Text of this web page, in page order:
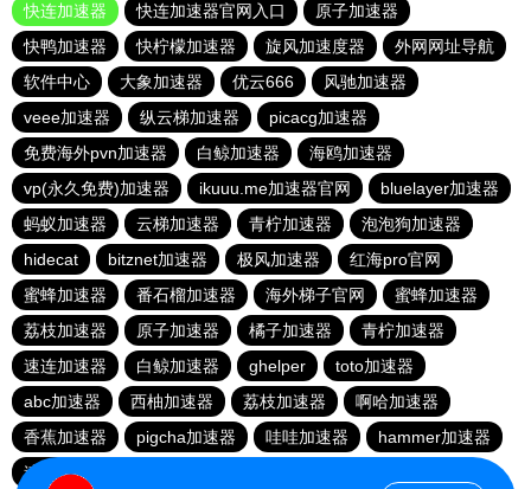
快连加速器
快连加速器官网入口
原子加速器
快鸭加速器
快柠檬加速器 旋风加速度器
外网网址导航
软件中心
大象加速器 优云666
风驰加速器
veee加速器
纵云梯加速器
picacg加速器
免费海外pvn加速器
白鲸加速器
海鸥加速器
vp(永久免费)加速器
ikuuu.me加速器官网
bluelayer加速器
蚂蚁加速器
云梯加速器 青柠加速器
泡泡狗加速器
hidecat
bitznet加速器 极风加速器
红海pro官网
蜜蜂加速器
番石榴加速器 海外梯子官网
蜜蜂加速器
荔枝加速器
原子加速器 橘子加速器
青柠加速器
速连加速器
白鲸加速器 ghelper
toto加速器
abc加速器
西柚加速器 荔枝加速器
啊哈加速器
香蕉加速器
pigcha加速器 哇哇加速器
hammer加速器
速连加速器